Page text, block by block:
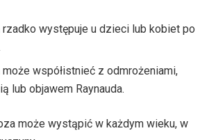
rzadko występuje u dzieci lub kobiet po
może współistnieć z odmrożeniami,
lub objawem Raynauda.
może wystąpić w każdym wieku, w